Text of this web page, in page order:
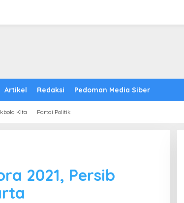
Artikel Redaksi Pedoman Media Siber
Kita Partai Politik
2021, Persib